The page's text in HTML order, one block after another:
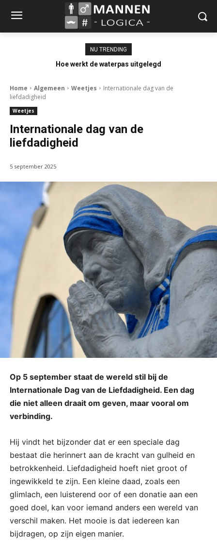
NU TRENDING
Hoe werkt de waterpas uitgelegd
Home Algemeen Weetjes
Internationale dag van de
liefdadigheid
Weetjes
Internationale dag van de
liefdadigheid
5 september 2025
Op 5 september staat de wereld stil bij de
Internationale Dag van de Liefdadigheid. Een dag
die niet alleen draait om geven, maar vooral om
verbinding.
Hij vindt het bijzonder dat er een speciale dag
bestaat die herinnert aan de kracht van gulheid en
betrokkenheid. Liefdadigheid hoeft niet groot of
ingewikkeld te zijn. Een kleine daad, zoals een
glimlach, een luisterend oor of een donatie aan een
goed doel, kan voor iemand anders een wereld van
verschil maken. Het mooie is dat iedereen kan
bijdragen, op zijn eigen manier.